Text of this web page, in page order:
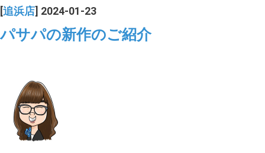
[追浜店] 2024-01-23
パサパの新作のご紹介